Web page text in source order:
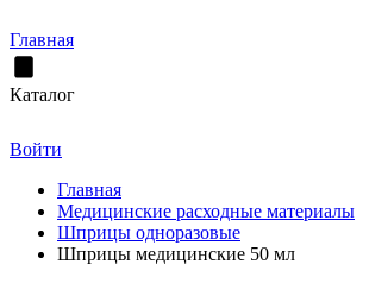
Главная
Каталог
Войти
Главная
Медицинские расходные материалы
Шприцы одноразовые
Шприцы медицинские 50 мл